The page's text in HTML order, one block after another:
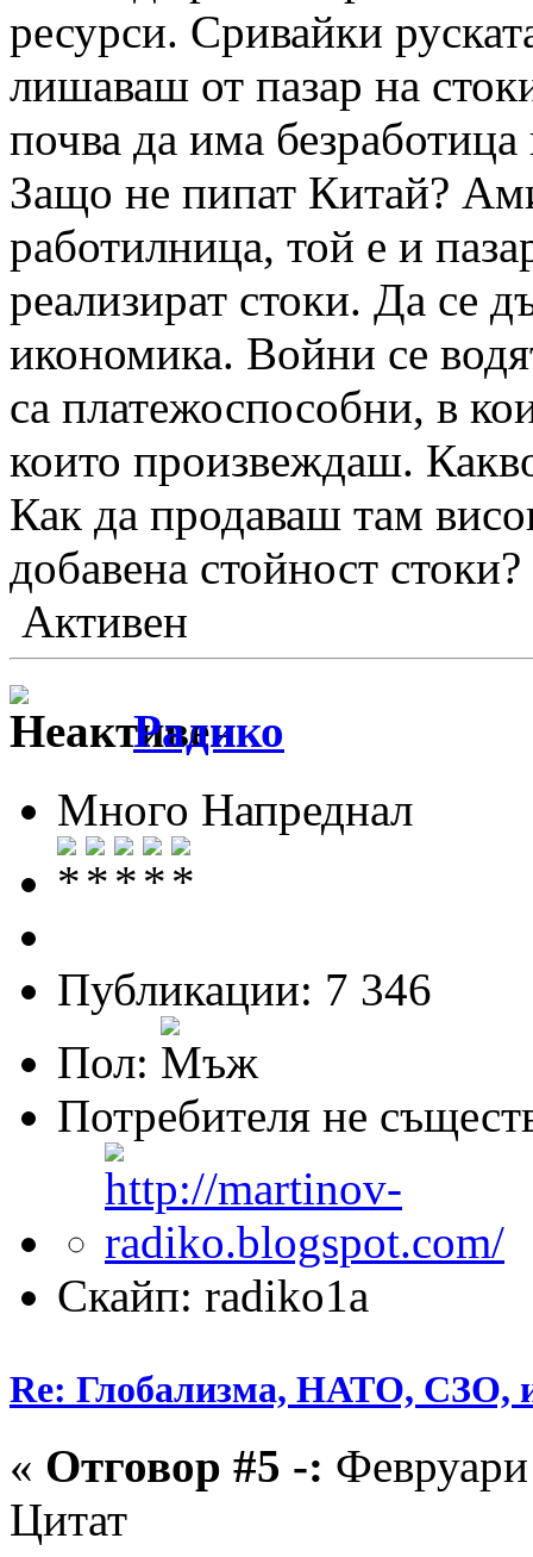
ресурси. Сривайки
лишаваш от пазар на
почва да има
Защо не пипат Китай?
работилница, той е и
реализират стоки. Да се
икономика. Войни се
са платежоспособни, в
които произвеждаш.
Как да продаваш там
добавена стойност стоки?
Активен
Радико
Много Напреднал
Публикации: 7 346
Пол:
Потребителя не
Скайп: radiko1a
Re: Глобализма, НАТО, СЗО, и
« Отговор #5 -:
Цитат